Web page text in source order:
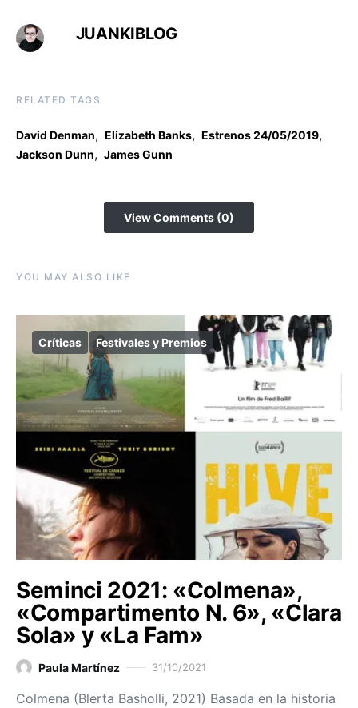
JUANKIBLOG
RELATED TAGS
David Denman, Elizabeth Banks, Estrenos 24/05/2019,
Jackson Dunn, James Gunn
View Comments (0)
YOU MAY ALSO LIKE
Críticas Festivales y Premios
Seminci 2021: «Colmena»,
«Compartimento N. 6», «Clara
Sola» y «La Fam»
Paula Martínez 31/10/2021
Colmena (Blerta Basholli, 2021) Basada en la historia